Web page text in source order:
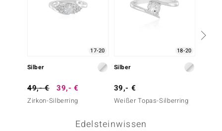
17-20
Silber
49,- € 39,- €
Zirkon-Silberring
18-20
Silber
39,- €
Weißer Topas-Silberring
Edelsteinwissen